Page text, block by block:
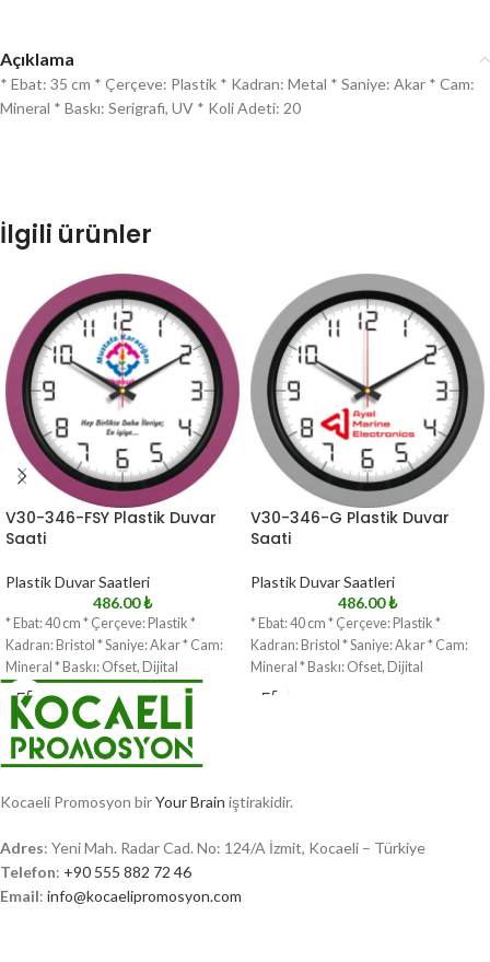
Açıklama
* Ebat: 35 cm * Çerçeve: Plastik * Kadran: Metal * Saniye: Akar * Cam:
Mineral * Baskı: Serigrafi, UV * Koli Adeti: 20
İlgili ürünler
V30-346-FSY Plastik Duvar
Saati
Plastik Duvar Saatleri
486.00₺
* Ebat: 40 cm * Çerçeve: Plastik *
Kadran: Bristol * Saniye: Akar * Cam:
Mineral * Baskı: Ofset, Dijital
V30-346-G Plastik Duvar
Saati
Plastik Duvar Saatleri
486.00₺
* Ebat: 40 cm * Çerçeve: Plastik *
Kadran: Bristol * Saniye: Akar * Cam:
Mineral * Baskı: Ofset, Dijital
Kocaeli Promosyon birYour Brain iştirakidir.
Adres: Yeni Mah. Radar Cad. No: 124/A İzmit, Kocaeli – Türkiye
Telefon: +90 555 882 72 46
Email: info@kocaelipromosyon.com